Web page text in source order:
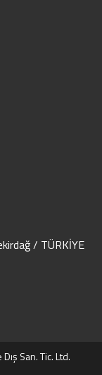
/ TÜRKİYE
San. Tic. Ltd.